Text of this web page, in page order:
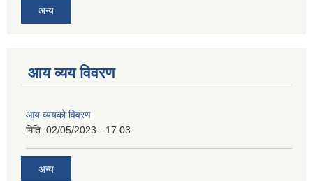
अन्य
आय व्यय विवरण
आय व्ययको विवरण
मिति: 02/05/2023 - 17:03
अन्य